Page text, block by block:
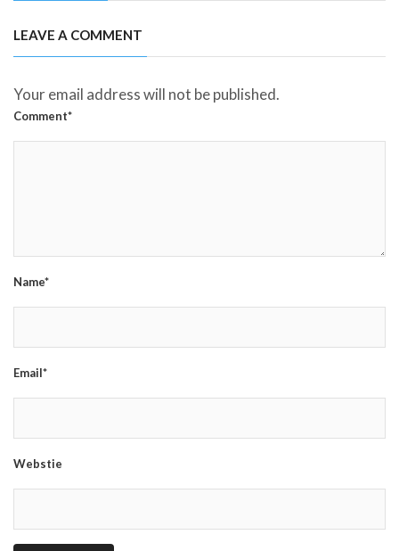
LEAVE A COMMENT
Your email address will not be published.
Comment*
Name*
Email*
Webstie